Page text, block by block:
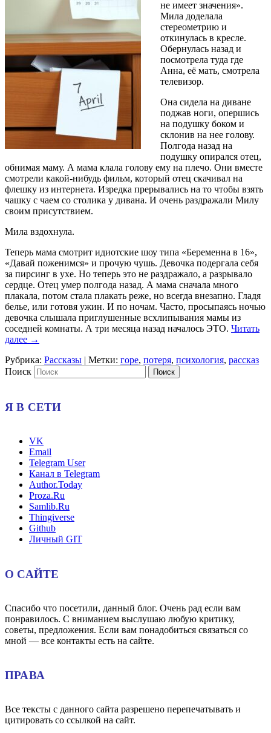
не имеет значения».
Мила доделала
стереометрию и
откинулась в кресле.
Обернулась назад и
посмотрела туда где
Анна, её мать, смотрела
телевизор.
Она сидела на диване
поджав ноги, опершись
на подушку боком и
склонив на нее голову.
Полгода назад на
подушку опирался отец,
обнимая маму. А мама клала голову ему на плечо. Они вместе
смотрели какой-нибудь фильм, который отец скачивал на
флешку из интернета. Изредка прерывались на то чтобы взять
чашку с чаем со столика у дивана. И очень раздражали Милу
своим присутствием.
Мила вздохнула.
Теперь мама смотрит идиотские шоу типа «Беременна в 16»,
«Давай поженимся» и прочую чушь. Девочка подергала себя
за пирсинг в ухе. Но теперь это не раздражало, а разрывало
сердце. Отец умер полгода назад. А мама сначала много
плакала, потом стала плакать реже, но всегда внезапно. Гладя
белье, или готовя ужин. И по ночам. Часто, просыпаясь ночью
девочка слышала приглушенные всхлипывания мамы из
соседней комнаты. А три месяца назад началось ЭТО. Читать
далее →
Рубрика: Рассказы | Метки: горе, потеря, психология, рассказ
Поиск
Я В СЕТИ
VK
Email
Telegram User
Канал в Telegram
Author.Today
Proza.Ru
Samlib.Ru
Thingiverse
Github
Личный GIT
О САЙТЕ
Спасибо что посетили, данный блог. Очень рад если вам
понравилось. С вниманием выслушаю любую критику,
советы, предложения. Если вам понадобиться связаться со
мной — все контакты есть на сайте.
ПРАВА
Все тексты с данного сайта разрешено перепечатывать и
цитировать со ссылкой на сайт.